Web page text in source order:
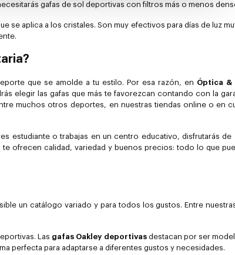
gafas de sol deportivas con filtros más o menos
se aplica a los cristales. Son muy efectivos para días de luz
que se amolde a tu estilo. Por esa razón, en Óptica &
elegir las gafas que más te favorezcan contando con la
muchos otros deportes, en nuestras tiendas online o en
estudiante o trabajas en un centro educativo, disfrutarás de
te ofrecen calidad, variedad y buenos precios: todo lo que
un catálogo variado y para todos los gustos. Entre
Las gafas Oakley deportivasdestacan por ser
perfecta para adaptarse a diferentes gustos y necesidades.